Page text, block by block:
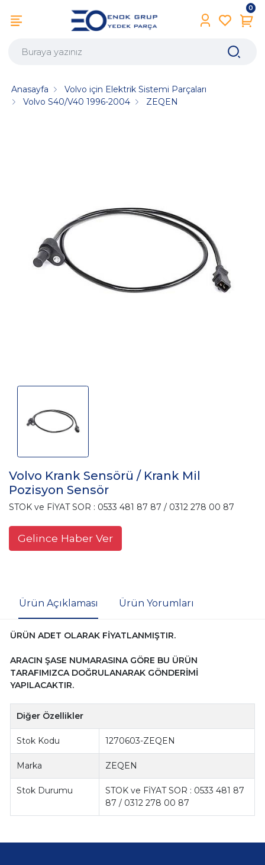
0
Anasayfa
Volvo için Elektrik Sistemi Parçaları
Volvo S40/V40 1996-2004
ZEQEN
Volvo Krank Sensörü / Krank Mil
Pozisyon Sensör
STOK ve FİYAT SOR : 0533 481 87 87 / 0312 278 00 87
Gelince Haber Ver
Ürün Açıklaması Ürün Yorumları
ÜRÜN ADET OLARAK FİYATLANMIŞTIR.
ARACIN ŞASE NUMARASINA GÖRE BU ÜRÜN
TARAFIMIZCA DOĞRULANARAK GÖNDERİMİ
YAPILACAKTIR.
Diğer Özellikler
Stok Kodu 1270603-ZEQEN
Marka ZEQEN
Stok Durumu
STOK ve FİYAT SOR : 0533 481 87
87 / 0312 278 00 87